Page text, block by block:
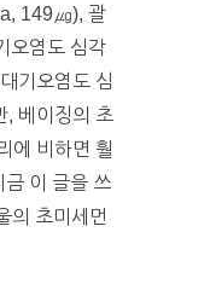
149㎍), 괄
오염도 심각
기오염도 심
, 베이징의 초
에 비하면 훨
금 이 글을 쓰
의 초미세먼